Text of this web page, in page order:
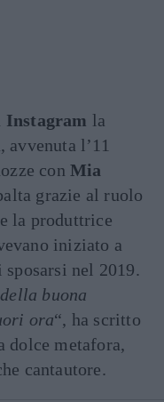
Instagram la
l’11
conMia
grazie al ruolo
e la produttrice
iniziato a
nel 2019.
buona
ora“, ha scritto
dolce metafora,
cantautore.